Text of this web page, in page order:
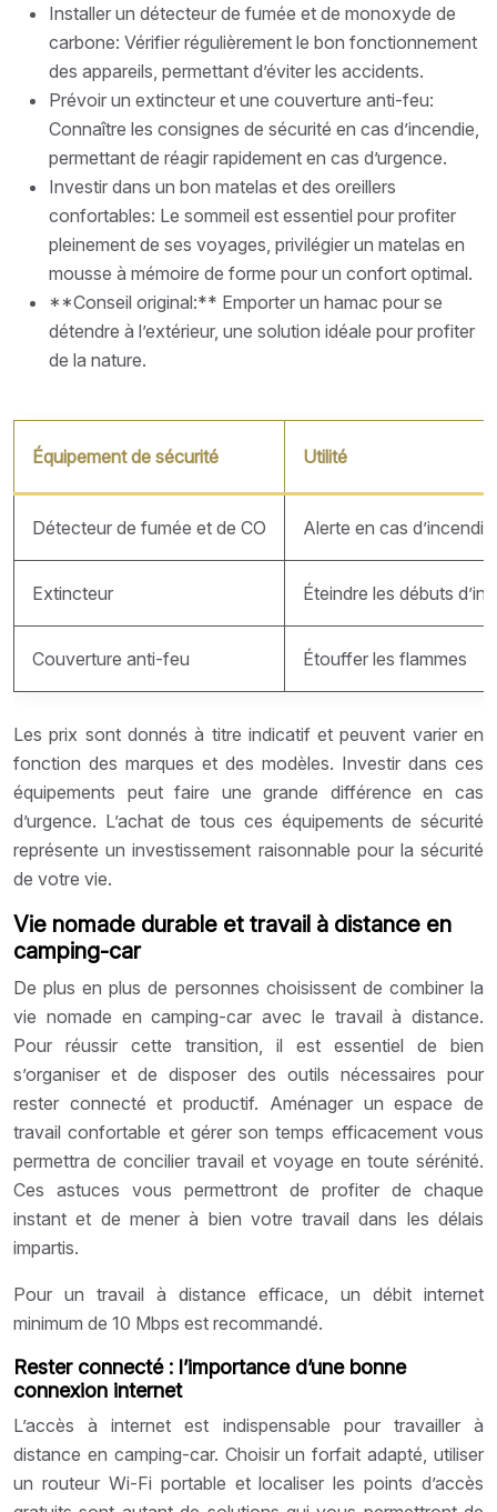
Installer un détecteur de fumée et de monoxyde de
carbone: Vérifier régulièrement le bon fonctionnement
des appareils, permettant d’éviter les accidents.
Prévoir un extincteur et une couverture anti-feu:
Connaître les consignes de sécurité en cas d’incendie,
permettant de réagir rapidement en cas d’urgence.
Investir dans un bon matelas et des oreillers
confortables: Le sommeil est essentiel pour profiter
pleinement de ses voyages, privilégier un matelas en
mousse à mémoire de forme pour un confort optimal.
**Conseil original:** Emporter un hamac pour se
détendre à l’extérieur, une solution idéale pour profiter
de la nature.
Équipement de sécurité Utilité
Détecteur de fumée et de CO Alerte en cas
Extincteur Éteindre les débuts
Couverture anti-feu Étouffer les flammes
Les prix sont donnés à titre indicatif et peuvent varier en
fonction des marques et des modèles. Investir dans ces
équipements peut faire une grande différence en cas
d’urgence. L’achat de tous ces équipements de sécurité
représente un investissement raisonnable pour la sécurité
de votre vie.
Vie nomade durable et travail à distance en
camping-car
De plus en plus de personnes choisissent de combiner la
vie nomade en camping-car avec le travail à distance.
Pour réussir cette transition, il est essentiel de bien
s’organiser et de disposer des outils nécessaires pour
rester connecté et productif. Aménager un espace de
travail confortable et gérer son temps efficacement vous
permettra de concilier travail et voyage en toute sérénité.
Ces astuces vous permettront de profiter de chaque
instant et de mener à bien votre travail dans les délais
impartis.
Pour un travail à distance efficace, un débit internet
minimum de 10 Mbps est recommandé.
Rester connecté : l’importance d’une bonne
connexion internet
L’accès à internet est indispensable pour travailler à
distance en camping-car. Choisir un forfait adapté, utiliser
un routeur Wi-Fi portable et localiser les points d’accès